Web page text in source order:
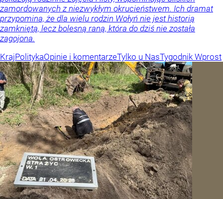
zamordowanych z niezwykłym okrucieństwem. Ich dramat
przypomina, że dla wielu rodzin Wołyń nie jest historią
zamkniętą, lecz bolesną raną, która do dziś nie została
zagojona.
KrajPolitykaOpinie i komentarzeTylko u NasTygodnik Wprost